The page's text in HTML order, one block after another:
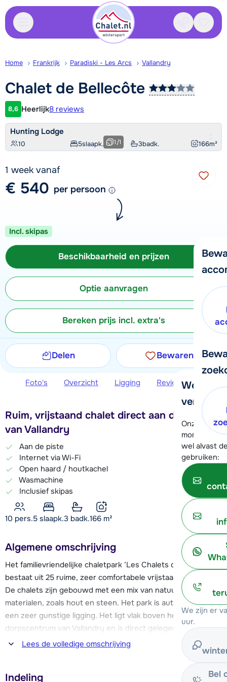
Contact
We
verder!
Onze
moment
wel alvast
gebruiken:
We zijn er
uur.
Bel
Home Frankrijk Paradiski - Les Arcs Vallandry
Chalet de Bellecôte
Klantwaardering
8,6 Heerlijk8 reviews
Hunting Lodge
10 5slaapk. 3badk. 166m²
1/1
1 week vanaf
€ 540 per persoon
Incl. skipas
Beschikbaarheid en prijzen
Optie aanvragen
Bereken prijs incl. extra's
Delen Bewaren
Foto's Overzicht Ligging Reviews
Ruim, vrijstaand chalet direct aan de piste
van Vallandry
Aan de piste
Internet via Wi-Fi
Open haard / houtkachel
Wasmachine
Inclusief skipas
10 pers.5 slaapk.3 badk.166 m²
Algemene omschrijving
Het familievriendelijke chaletpark ‘Les Chalets de Bellecôte’
bestaat uit 25 ruime, zeer comfortabele vrijstaande chalets.
De chalets zijn gebouwd met een mix van natuurlijke
materialen, zoals hout en steen. Het park is autovrij en heeft
een zeer gunstige ligging. Het ligt vlak boven het
dorpscentrum van Vallandry en is direct gelegen aan de
blauwe piste van het en enorme Les Arcs skigebied (200
kilometer piste). Zo kun je ’s ochtends vroeg zo snel
mogelijk op pad om het veelzijdige skigebied te verkennen!
Lees de volledige omschrijving
Indeling